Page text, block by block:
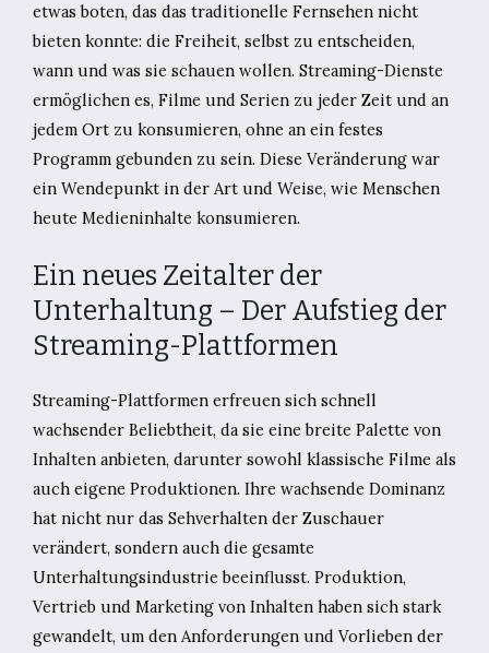
etwas boten, das das traditionelle Fernsehen nicht
bieten konnte: die Freiheit, selbst zu entscheiden,
wann und was sie schauen wollen. Streaming-Dienste
ermöglichen es, Filme und Serien zu jeder Zeit und an
jedem Ort zu konsumieren, ohne an ein festes
Programm gebunden zu sein. Diese Veränderung war
ein Wendepunkt in der Art und Weise, wie Menschen
heute Medieninhalte konsumieren.
Ein neues Zeitalter der
Unterhaltung – Der Aufstieg der
Streaming-Plattformen
Streaming-Plattformen erfreuen sich schnell
wachsender Beliebtheit, da sie eine breite Palette von
Inhalten anbieten, darunter sowohl klassische Filme als
auch eigene Produktionen. Ihre wachsende Dominanz
hat nicht nur das Sehverhalten der Zuschauer
verändert, sondern auch die gesamte
Unterhaltungsindustrie beeinflusst. Produktion,
Vertrieb und Marketing von Inhalten haben sich stark
gewandelt, um den Anforderungen und Vorlieben der